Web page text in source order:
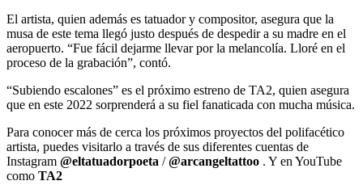
El artista, quien además es tatuador y compositor, asegura que la
musa de este tema llegó justo después de despedir a su madre en el
aeropuerto. “Fue fácil dejarme llevar por la melancolía. Lloré en el
proceso de la grabación”, contó.
“Subiendo escalones” es el próximo estreno de TA2, quien asegura
que en este 2022 sorprenderá a su fiel fanaticada con mucha música.
Para conocer más de cerca los próximos proyectos del polifacético
artista, puedes visitarlo a través de sus diferentes cuentas de
Instagram @eltatuadorpoeta /@arcangeltattoo . Y en YouTube
como TA2